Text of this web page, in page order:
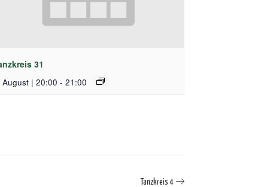
31
August | 20:00 - 21:00
Tanzkreis 4